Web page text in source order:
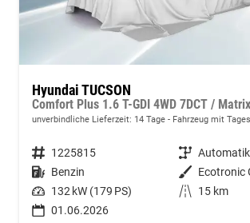
Hyundai TUCSON
unverbindliche Lieferzeit: 14 Tage Fahrzeug mit
Fahrzeugnummer 1225815 Getriebe Automatik
Kraftstoff Benzin Außenfarbe Ecotronic
Leistung 132 kW (179 PS) Kilometerstand
15 km
01.06.2026